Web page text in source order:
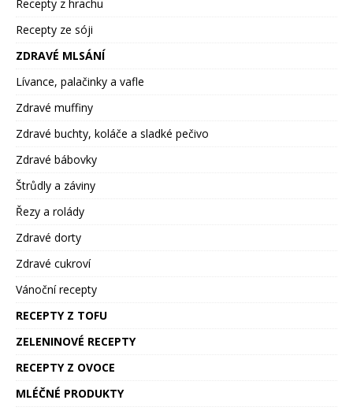
Recepty z hrachu
Recepty ze sóji
ZDRAVÉ MLSÁNÍ
Lívance, palačinky a vafle
Zdravé muffiny
Zdravé buchty, koláče a sladké pečivo
Zdravé bábovky
Štrůdly a záviny
Řezy a rolády
Zdravé dorty
Zdravé cukroví
Vánoční recepty
RECEPTY Z TOFU
ZELENINOVÉ RECEPTY
RECEPTY Z OVOCE
MLÉČNÉ PRODUKTY